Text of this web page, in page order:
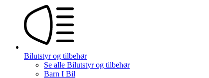
Bilutstyr og tilbehør
Se alle Bilutstyr og tilbehør
Barn I Bil